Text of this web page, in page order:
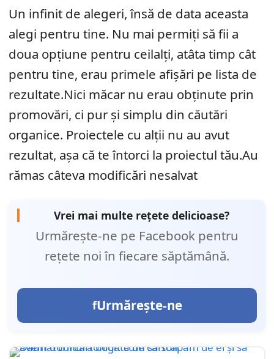
Un infinit de alegeri, însă de data aceasta
alegi pentru tine. Nu mai permiți să fii a
doua opțiune pentru ceilalți, atâta timp cât
pentru tine, erau primele afișări pe lista de
rezultate.Nici măcar nu erau obținute prin
promovări, ci pur și simplu din căutări
organice. Proiectele cu alții nu au avut
rezultat, așa că te întorci la proiectul tău.Au
rămas câteva modificări nesalvat
Vrei mai multe rețete delicioase?
Urmărește-ne pe Facebook pentru
rețete noi în fiecare săptămână.
Urmărește-ne